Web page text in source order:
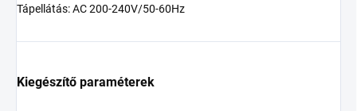
Tápellátás: AC 200-240V/50-60Hz
Kiegészítő paraméterek